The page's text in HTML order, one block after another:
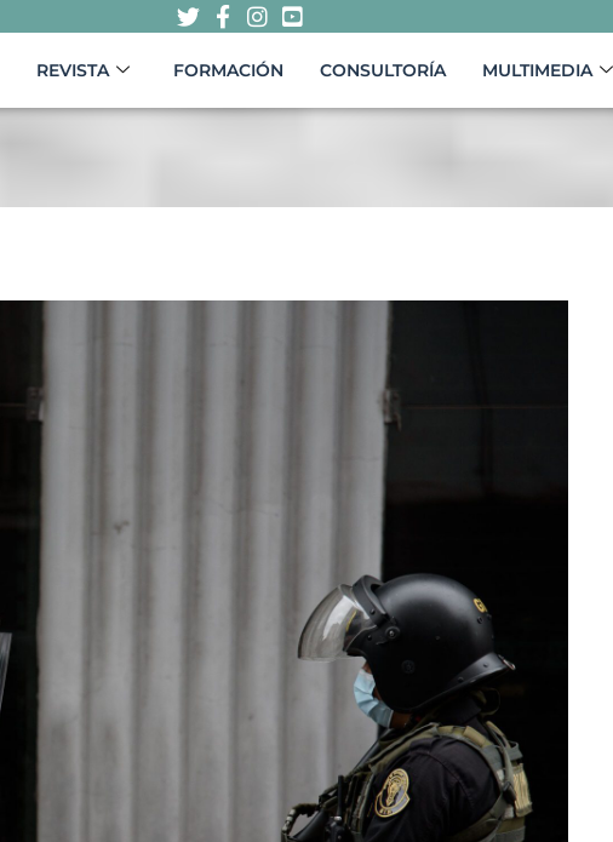
REVISTA FORMACIÓN CONSULTORÍA MULTIMEDIA